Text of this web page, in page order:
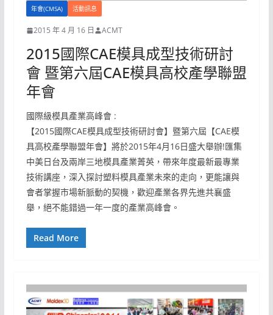
年會(CMSA) 活動訊息
2015 年 4 月 16 日 ACMT
2015國際CAE模具成型技術研討
會 暨第六屆CAE模具高校產學聯盟
年會
國際級模具產業高峰會 :
【2015國際CAE模具成型技術研討會】暨第六屆【CAE模
具高校產學聯盟年會】將於2015年4月16日盛大舉辦!匯集
中美日台及兩岸三地模具產業菁英，帶來年度最新最專業
技術講座，深入探討塑料模具產業未來的走向，更能讓與
會者掌握市場新脈動的契機，歡迎產業各界先進共襄盛
舉，絕不能錯過一年一度的產業高峰會。
Read More